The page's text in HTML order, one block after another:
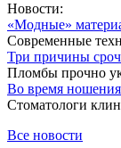
Новости:
«Модные»
Современные
Три причины
Пломбы прочно
Во время ношения
Стоматологи
Все новости